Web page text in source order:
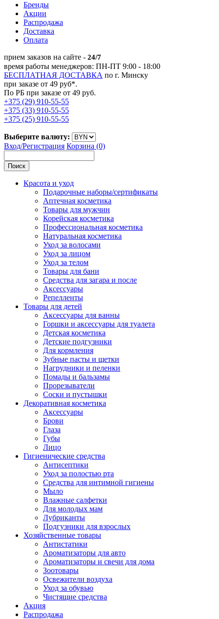
Бренды
Акции
Распродажа
Доставка
Оплата
прием заказов на сайте - 24/7
время работы менеджеров: ПН-ПТ 9:00 - 18:00
БЕСПЛАТНАЯ ДОСТАВКА по г. Минску
при заказе от 49 руб*.
По РБ при заказе от 49 руб.
+375 (29) 910-55-55
+375 (33) 910-55-55
+375 (25) 910-55-55
Выберите валюту:
Вход/Регистрация Корзина (0)
Поиск
Красота и уход
Подарочные наборы/сертификаты
Аптечная косметика
Товары для мужчин
Корейская косметика
Профессиональная косметика
Натуральная косметика
Уход за волосами
Уход за лицом
Уход за телом
Товары для бани
Средства для загара и после
Аксессуары
Репелленты
Товары для детей
Аксессуары для ванны
Горшки и аксессуары для туалета
Детская косметика
Детские подгузники
Для кормления
Зубные пасты и щетки
Нагрудники и пеленки
Помады и бальзамы
Прорезыватели
Соски и пустышки
Декоративная косметика
Аксессуары
Брови
Глаза
Губы
Лицо
Гигиенические средства
Антисептики
Уход за полостью рта
Средства для интимной гигиены
Мыло
Влажные салфетки
Для молодых мам
Лубриканты
Подгузники для взрослых
Хозяйственные товары
Антистатики
Ароматизаторы для авто
Ароматизаторы и свечи для дома
Зоотовары
Освежители воздуха
Уход за обувью
Чистящие средства
Акция
Распродажа